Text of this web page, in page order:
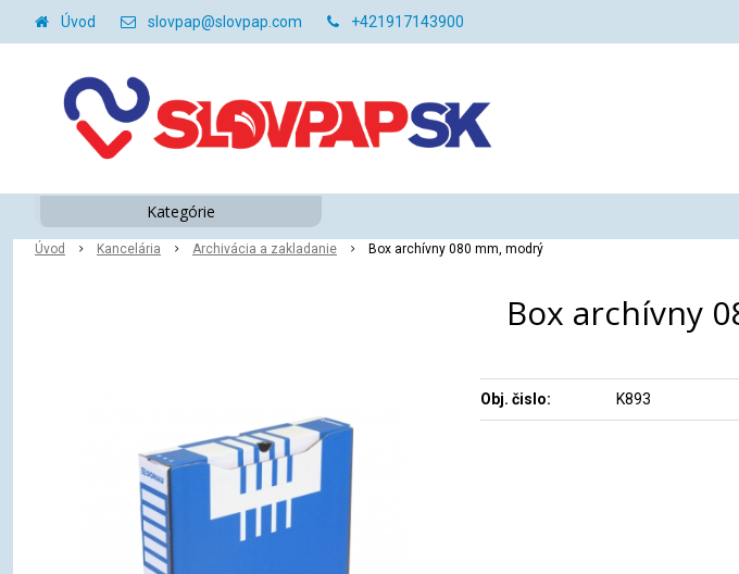
Úvod slovpap@slovpap.com +421917143900
Úvod Kancelária Archivácia a zakladanie Box archívny 080 mm, modrý
Box archívny
Obj. čislo: K893
Kategórie